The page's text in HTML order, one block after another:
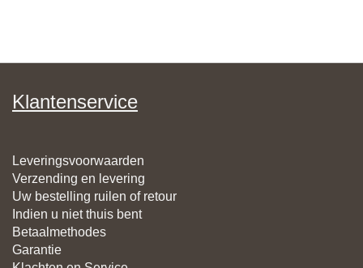
Klantenservice
Leveringsvoorwaarden
Verzending en levering
Uw bestelling ruilen of retour
Indien u niet thuis bent
Betaalmethodes
Garantie